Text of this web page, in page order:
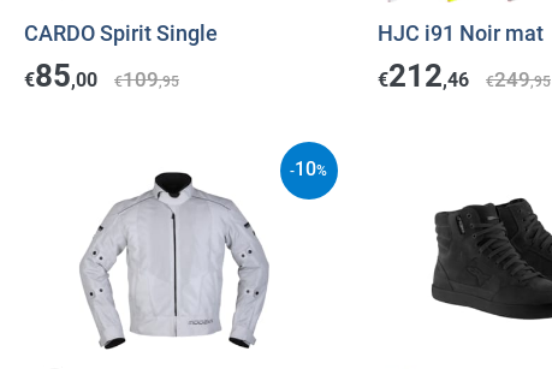
CARDO Spirit Single
€85,00 €109,95
HJC i91 Noir mat
€212,46 €249,95
-10%